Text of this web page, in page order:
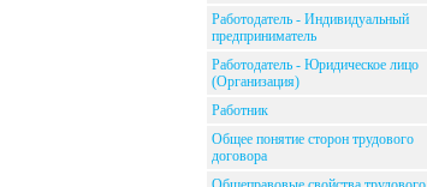
Работодатель - Индивидуальный
предприниматель
Работодатель - Юридическое лицо
(Организация)
Работник
Общее понятие сторон трудового
договора